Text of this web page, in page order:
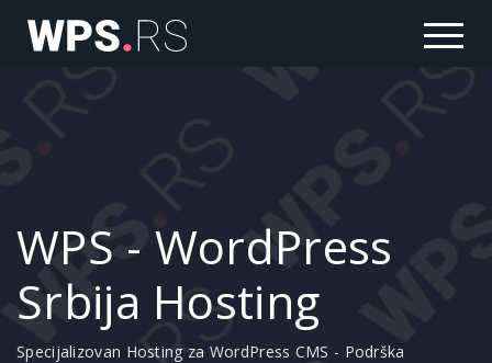
WPS - WordPress
Srbija Hosting
Specijalizovan Hosting za WordPress CMS - Podrška